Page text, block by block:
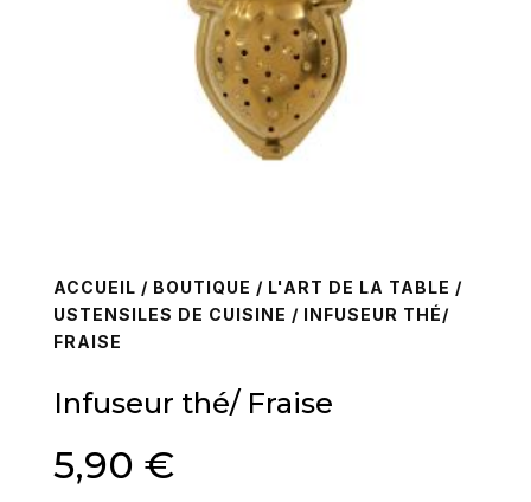
ACCUEIL / BOUTIQUE / L'ART DE LA TABLE /
USTENSILES DE CUISINE / INFUSEUR THÉ/
FRAISE
Infuseur thé/ Fraise
5,90 €